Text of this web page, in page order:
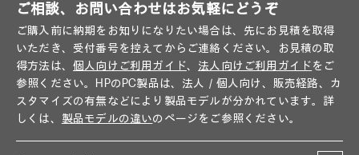
ご相談、お問い合わせはお気軽にどうぞ
ご購入前に納期をお知りになりたい場合は、先にお見積を取得
いただき、受付番号を控えてからご連絡ください。お見積の取
得方法は、 個人向けご利用ガイド、 法人向けご利用ガイドをご
参照ください。HPのPC製品は、法人／個人向け、販売経路、カ
スタマイズの有無などにより製品モデルが分かれています。詳
しくは、 製品モデルの違いのページをご参照ください。